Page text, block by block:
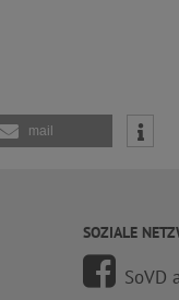
mail
SOZIALE
SoVD